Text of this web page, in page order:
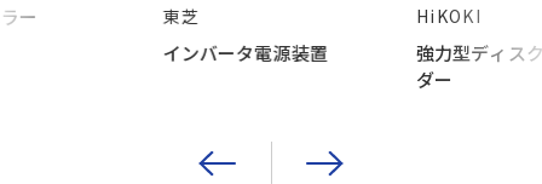
ー
東芝
インバータ電源装置
HiKOKI
強力型ディス
ダー